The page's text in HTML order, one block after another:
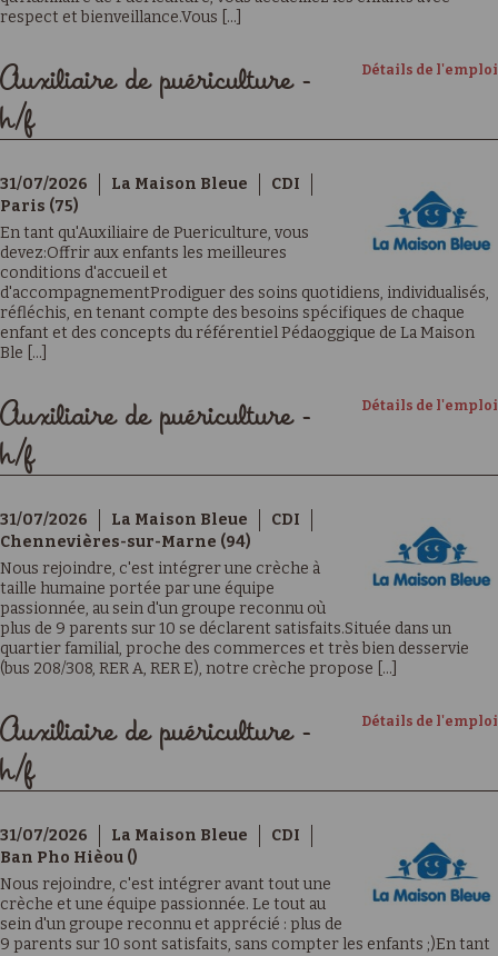
respect et bienveillance.Vous [...]
Détails de l'emploi
Auxiliaire de puériculture -
h/f
31/07/2026 La Maison Bleue
CDI
Paris (75)
En tant qu'Auxiliaire de Puericulture, vous
devez:Offrir aux enfants les meilleures
conditions d'accueil et
d'accompagnementProdiguer des soins quotidiens, individualisés,
réfléchis, en tenant compte des besoins spécifiques de chaque
enfant et des concepts du référentiel Pédaoggique de La Maison
Ble [...]
Détails de l'emploi
Auxiliaire de puériculture -
h/f
31/07/2026 La Maison Bleue
CDI
Chennevières-sur-Marne (94)
Nous rejoindre, c'est intégrer une crèche à
taille humaine portée par une équipe
passionnée, au sein d'un groupe reconnu où
plus de 9 parents sur 10 se déclarent satisfaits.Située dans un
quartier familial, proche des commerces et très bien desservie
(bus 208/308, RER A, RER E), notre crèche propose [...]
Détails de l'emploi
Auxiliaire de puériculture -
h/f
31/07/2026 La Maison Bleue
CDI
Ban Pho Hièou ()
Nous rejoindre, c'est intégrer avant tout une
crèche et une équipe passionnée. Le tout au
sein d'un groupe reconnu et apprécié : plus de
9 parents sur 10 sont satisfaits, sans compter les enfants ;)En tant